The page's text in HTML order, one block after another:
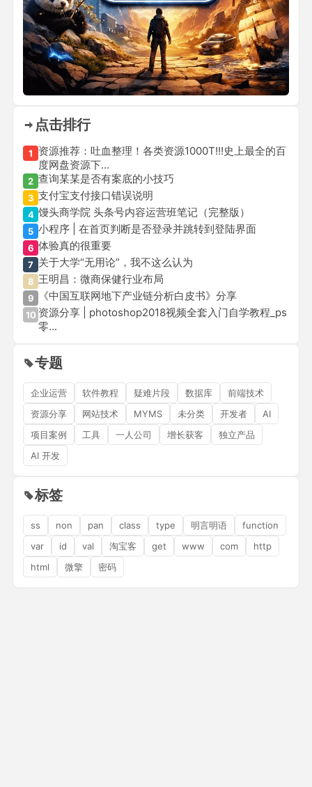
点击排行
1
资源推荐：吐血整理！各类资源1000T!!!史上最全的百
度网盘资源下...
2 查询某某是否有案底的小技巧
3 支付宝支付接口错误说明
4 馒头商学院 头条号内容运营班笔记（完整版）
5 小程序 | 在首页判断是否登录并跳转到登陆界面
6 体验真的很重要
7 关于大学“无用论”，我不这么认为
8 王明昌：微商保健行业布局
9 《中国互联网地下产业链分析白皮书》分享
10 资源分享 | photoshop2018视频全套入门自学教程_ps
零...
专题
企业运营 软件教程 疑难片段 数据库
前端技术
资源分享
网站技术 MYMS 未分类 开发者
AI
项目案例
工具 一人公司 增长获客
独立产品
AI 开发
标签
ss non pan class type 明言明语
function
var
id val 淘宝客 get www com
http
html
微擎 密码